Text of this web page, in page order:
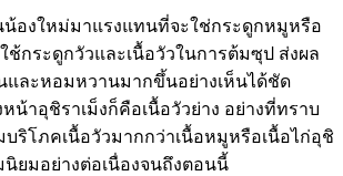
น้องใหม่มาแรงแทนที่จะใช่กระดูกหมูหรือ
ช้กระดูกวัวและเนื้อวัวในการต้มซุป ส่งผล
และหอมหวานมากขึ้นอย่างเห็นได้ชัด
หน้าอุชิราเม็งก็คือเนื้อวัวย่าง อย่างที่ทราบ
ริโภคเนื้อวัวมากกว่าเนื้อหมูหรือเนื้อไก่อุชิ
นิยมอย่างต่อเนื่องจนถึงตอนนี้